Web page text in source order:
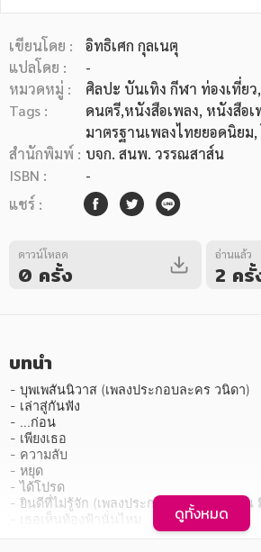
หมวดหมู่หนังสือ
หมวดหมู่ยอดนิยม
หนังสือออกใหม่ หนังสือยอดนิยม ห
หมวดหมู่หนังสือ
อาหาร สุขภาพ การแพทย์
ศิลปะ บันเทิง กีฬา ท่องเที่ยว
ศาสนา และปรัชญา
เขียนโดย :
อิทธิเศก กุลเนตุ
แปลโดย :
-
หมวดหมู่ :
ศิลปะ บันเทิง กีฬา ท่องเที่ยว
Tags :
ดนตรี,หนังสือเพลง, หนังสือเ
มาตรฐานเพลงไทยยอดนิยม,
สำนักพิมพ์ : บจก. สนพ. วรรณสาส์น
ISBN :
-
แชร์ :
ดาวน์โหลด
0 ครั้ง
อ่านแล้ว
2 ครั้
บทนำ
- บุพเพสันนิวาส (เพลงประกอบละคร วนิดา)
- เล่าสู่กันฟัง
- ...ก่อน
- เพียงเธอ
- ความลับ
- หยุด
- ได้โปรด
- ยินดีที่ไม่รู้จัก (เพลงประกอบภาพยนตร์ กวน
- เธอเห็นท้องฟ้านั่นไหม
ดูทั้งหมด